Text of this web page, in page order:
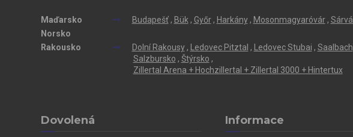
Maďarsko
Budapešť, Bük , Győr, Harkány, Mosonmagyaróvár,
Norsko
Rakousko
Dolní Rakousy, Ledovec Pitztal , Ledovec Stubai , Saalbach
Salzbursko , Štýrsko ,
Zillertal Arena + Hochzillertal + Zillertal 3000 + Hintertux
Dovolená Informace